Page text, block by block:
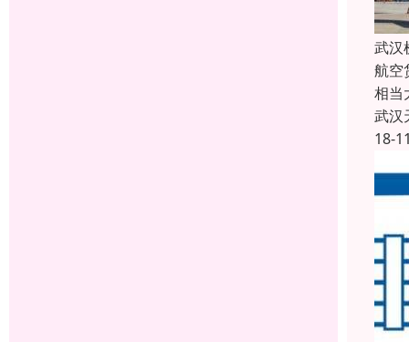
武汉
航空
相当
武汉
18-